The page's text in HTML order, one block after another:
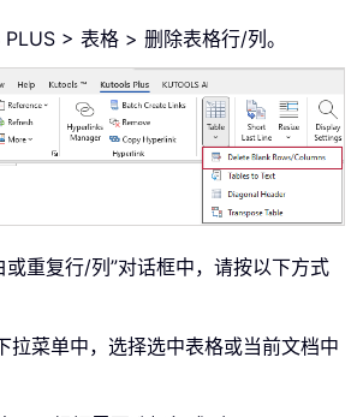
> 表格 > 删除表格行/列。
或重复行/列”对话框中，请按以下方式
拉菜单中，选择选中表格或当前文档中